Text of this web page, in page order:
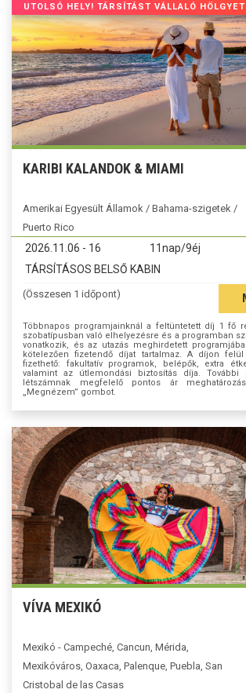
UTOLSÓ HELY! TÁRSÍTÁST VÁLLALÓ
KARIBI KALANDOK & MIAMI
Amerikai Egyesült Államok / Bahama-szigetek /
Puerto Rico
2026.11.06 - 16
11nap/9éj
TÁRSÍTÁSOS BELSŐ KABIN
(Összesen 1 időpont)
Többnapos programjainknál a feltüntetett díj 1 fő
szobatípusban való elhelyezésre és a programban
vonatkozik, és az utazás meghirdetett
kötelezően fizetendő díjat tartalmaz. A díjon
fizethető: fakultatív programok, belépők, extra
valamint az útlemondási biztosítás díja. További
létszámnak megfelelő pontos ár
„Megnézem” gombot.
VÍVA MEXIKÓ
Mexikó - Campeché, Cancun, Mérida,
Mexikóváros, Oaxaca, Palenque, Puebla, San
Cristobal de las Casas